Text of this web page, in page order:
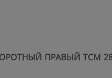
ПРАВЫЙ ТСМ